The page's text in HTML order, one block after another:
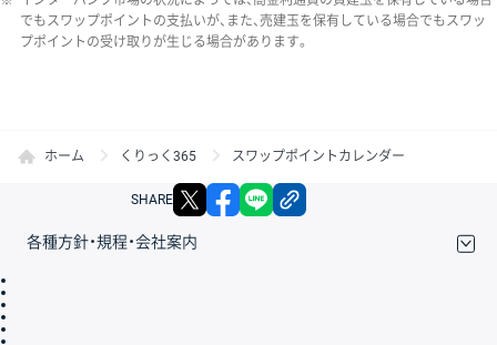
でもスワップポイントの支払いが、また、売建玉を保有している場合でもスワッ
プポイントの受け取りが生じる場合があります。
ホーム くりっく365 スワップポイントカレンダー
SHARE X facebook
各種方針・規程・会社案内